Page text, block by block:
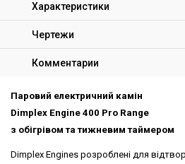
Характеристики
Чертежи
Комментарии
Паровий електричний камін
Dimplex Engine 400 Pro Range
з обігрівом та тижневим таймером
Dimplex Engines розроблені для